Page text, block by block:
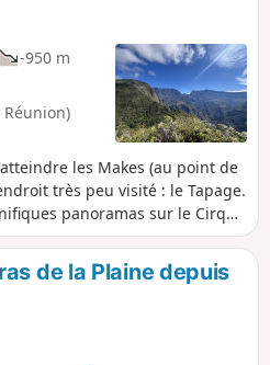
-950 m
Réunion)
les Makes (au point de
très peu visité : le Tapage.
panoramas sur le Cirque
retour, nous faisons un détour
de la Plaine depuis